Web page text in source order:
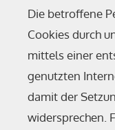
Die betroffene
Cookies durch
mittels einer
genutzten
damit der
widersprechen.